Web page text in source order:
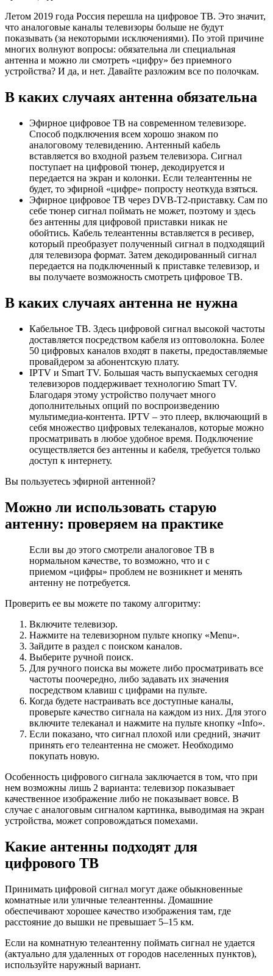
Благодаря этому устройство получает много
дополнительных опций по воспроизведению
мультимедиа-контента. IPTV – это плеер, включающий в
себя множество цифровых телеканалов, которые можно
просматривать в любое удобное время. Подключение
осуществляется без антенны и кабеля, требуется только
Вы пользуетесь эфирной антенной?
Можно ли использовать старую
антенну: проверяем на практике
Если вы до этого смотрели аналоговое ТВ в
нормальном качестве, то возможно, что и с
приемом «цифры» проблем не возникнет и менять
антенну не потребуется.
Проверить ее вы можете по такому алгоритму:
Включите телевизор.
Нажмите на телевизорном пульте кнопку «Menu».
Зайдите в раздел с поиском каналов.
Выберите ручной поиск.
частоты поочередно, либо задавать их значения
посредством клавиш с цифрами на пульте.
Когда будете настраивать все доступные каналы,
проверьте качество сигнала на каждом из них. Для этого
включите телеканал и нажмите на пульте кнопку «Info».
Если показано, что сигнал плохой или средний, значит
принять его телеантенна не сможет. Необходимо
покупать новую.
Особенность цифрового сигнала заключается в том, что при
нем возможны лишь 2 варианта: телевизор показывает
качественное изображение либо не показывает вовсе. В
случае с аналоговым сигналом картинка, выводимая на экран
устройства, может сопровождаться помехами.
Какие антенны подходят для
цифрового ТВ
Принимать цифровой сигнал могут даже обыкновенные
комнатные или уличные телеантенны. Домашние
обеспечивают хорошее качество изображения там, где
расстояние до вышки не превышает 5–15 км.
Если на комнатную телеантенну поймать сигнал не удается
(актуально для удаленных от городов населенных пунктов),
используйте наружный вариант.
Варианты ДМВ-приемников
При выборе антенны удостоверьтесь, что она удовлетворяет
следующим требованиям:
Поддержка ДМВ-диапазона.
дециметровая, так и всеволновая антенна. Метровые
(МВ) не смогут принять «цифру».
Мощность.Для приема в радиусе от 5 до 15 км подойдет
простая пассивная комнатная «рогатка». Если же вы
проживаете вдали от телевышки (более 30 км), сразу
установите антенный усилитель.
Можно ли подключиться к
общедомовой антенне